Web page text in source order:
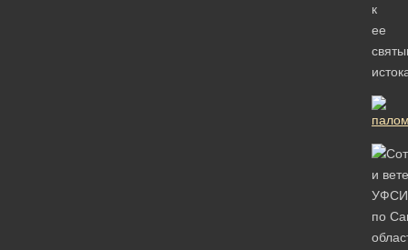
к
ее